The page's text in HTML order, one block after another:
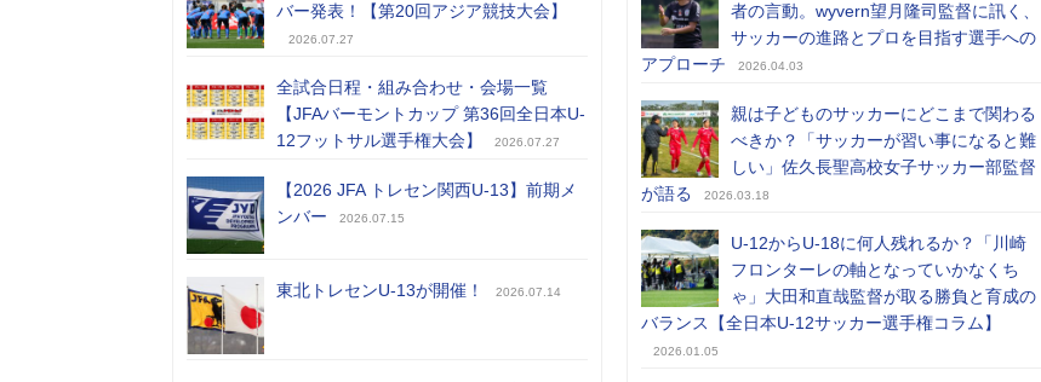
バー発表！【第20回アジア競技大会】
2026.07.27
全試合日程・組み合わせ・会場一覧
【JFAバーモントカップ 第36回全日本U-
12フットサル選手権大会】
2026.07.27
【2026 JFA トレセン関西U-13】前期メ
ンバー
2026.07.15
東北トレセンU-13が開催！ 2026.07.14
者の言動。wyvern望月隆司監督に訊く、
サッカーの進路とプロを目指す選手への
アプローチ
2026.04.03
親は子どものサッカーにどこまで関わる
べきか？「サッカーが習い事になると難
しい」佐久長聖高校女子サッカー部監督
が語る
2026.03.18
U-12からU-18に何人残れるか？「川崎
フロンターレの軸となっていかなくち
ゃ」大田和直哉監督が取る勝負と育成の
バランス【全日本U-12サッカー選手権コラム】
2026.01.05